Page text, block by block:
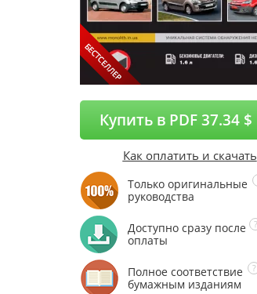
Купить в PDF 37.34 $
Как оплатить и скачать
Только оригинальные
руководства
Доступно сразу после
оплаты
Полное соответствие
бумажным изданиям